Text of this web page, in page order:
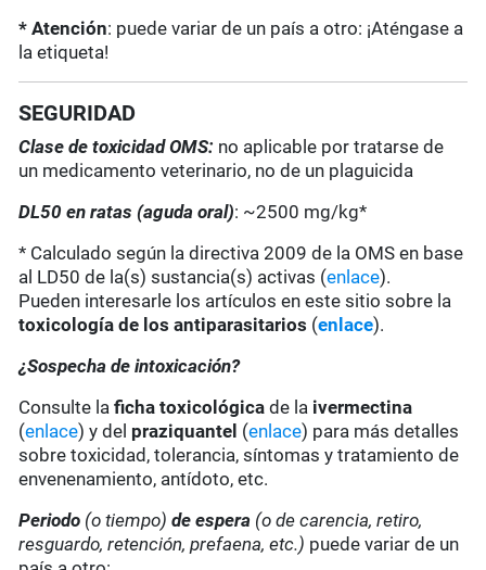
* Atención: puede variar de un país a otro: ¡Aténgase a
la etiqueta!
SEGURIDAD
Clase de toxicidad OMS: no aplicable por tratarse de
un medicamento veterinario, no de un plaguicida
DL50 en ratas (aguda oral): ~2500 mg/kg*
* Calculado según la directiva 2009 de la OMS en base
al LD50 de la(s) sustancia(s) activas (enlace).
Pueden interesarle los artículos en este sitio sobre la
toxicología de los antiparasitarios (enlace).
¿Sospecha de intoxicación?
Consulte laficha toxicológica de la ivermectina
(enlace) y del praziquantel (enlace) para más detalles
sobre toxicidad, tolerancia, síntomas y tratamiento de
envenenamiento, antídoto, etc.
Periodo (o tiempo) de espera (o de carencia, retiro,
resguardo, retención, prefaena, etc.) puede variar de un